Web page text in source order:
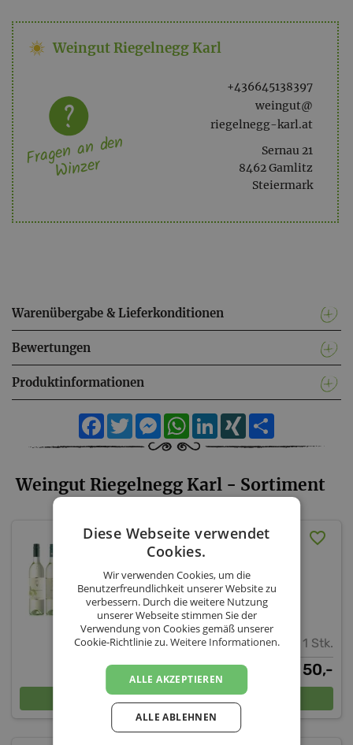
Weingut Riegelnegg Karl
+436645138397
weingut@
riegelnegg-karl.at
Sernau 21
8462 Gamlitz
Steiermark
Fragen an den
Winzer
Warenübergabe & Lieferkonditionen
Bewertungen
Produktinformationen
FacebookTwitterMessengerWhatsApp
LinkedIn
XING
Weingut Riegelnegg Karl - Sortiment
Riegelnegg - Wein
Kennenlernpaket (inkl.
Versand AT)
Weingut Riegelnegg Karl
1 Stk.
50,-
In den Warenkorb
Diese Webseite verwendet
Cookies.
Wir verwenden Cookies, um die
Benutzerfreundlichkeit unserer Website zu
verbessern. Durch die weitere Nutzung
unserer Webseite stimmen Sie der
Verwendung von Cookies gemäß unserer
Cookie-Richtlinie zu.Weitere Informationen.
ALLE AKZEPTIEREN
ALLE ABLEHNEN